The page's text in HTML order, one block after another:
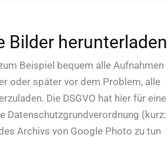
Bilder herunterladen
Beispiel bequem alle Aufnahmen
oder später vor dem Problem, alle
Die DSGVO hat hier für eine
Datenschutzgrundverordnung (kurz:
Archivs von Google Photo zu tun